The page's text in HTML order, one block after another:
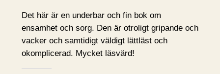
Det här är en underbar och fin bok om
ensamhet och sorg. Den är otroligt gripande och
vacker och samtidigt väldigt lättläst och
okomplicerad. Mycket läsvärd!